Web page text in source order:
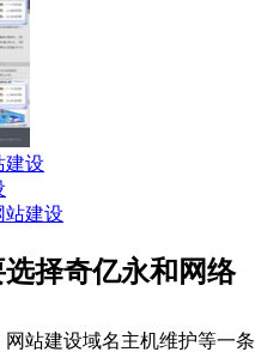
择奇亿永和网络
站建设域名主机维护等一条